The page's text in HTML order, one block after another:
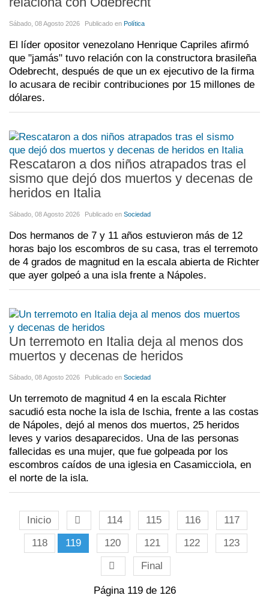
Sábado, 08 Agosto 2026 Publicado en Política
El líder opositor venezolano Henrique Capriles afirmó
que "jamás" tuvo relación con la constructora brasileña
Odebrecht, después de que un ex ejecutivo de la firma
lo acusara de recibir contribuciones por 15 millones de
dólares.
Rescataron a dos niños atrapados tras el
sismo que dejó dos muertos y decenas de
heridos en Italia
Sábado, 08 Agosto 2026 Publicado en Sociedad
Dos hermanos de 7 y 11 años estuvieron más de 12
horas bajo los escombros de su casa, tras el terremoto
de 4 grados de magnitud en la escala abierta de Richter
que ayer golpeó a una isla frente a Nápoles.
Un terremoto en Italia deja al menos dos
muertos y decenas de heridos
Sábado, 08 Agosto 2026 Publicado en Sociedad
Un terremoto de magnitud 4 en la escala Richter
sacudió esta noche la isla de Ischia, frente a las costas
de Nápoles, dejó al menos dos muertos, 25 heridos
leves y varios desaparecidos. Una de las personas
fallecidas es una mujer, que fue golpeada por los
escombros caídos de una iglesia en Casamicciola, en
el norte de la isla.
Inicio 114 115 116
117
118
119 120 121 122
123
Final
Página 119 de 126